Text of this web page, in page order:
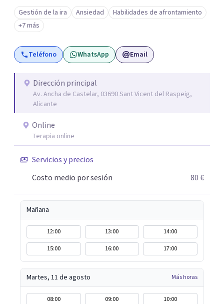
UNIR, Europea y la U. Nebrija para que colabore en la
formación de psicólogos de máster y psicólogos
colegiados. Están en continuo crecimiento. Actualmente
tiene sede en Madrid y Alicante.
Gestión de la ira Ansiedad
Habilidades de afrontamiento
+7 más
Teléfono WhatsApp Email
Dirección principal
Av. Ancha de Castelar, 03690 Sant Vicent del Raspeig,
Alicante
Online
Terapia online
Servicios y precios
Costo medio por sesión
80 €
Mañana
12:00 13:00
14:00
15:00
16:00 17:00
Martes, 11 de agosto Más horas
08:00 09:00
10:00